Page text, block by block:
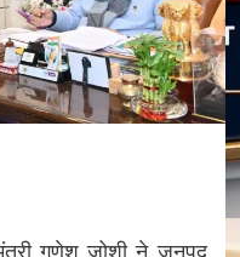
गणेश जोशी ने जनपद